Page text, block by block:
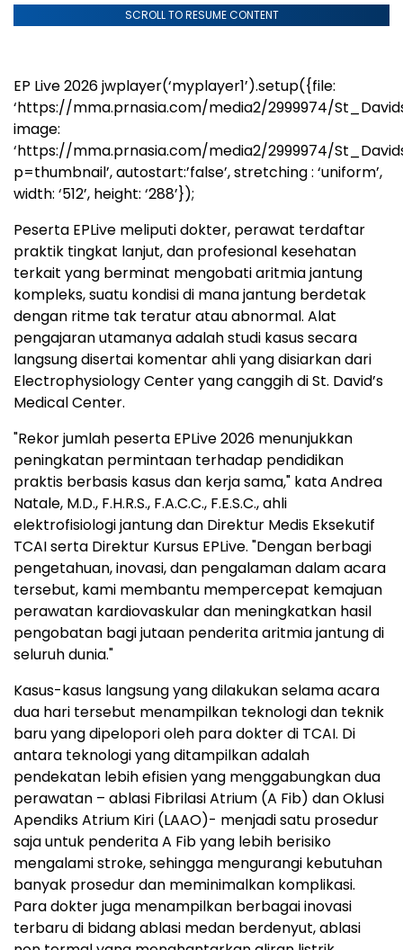
SCROLL TO RESUME CONTENT
EP Live 2026jwplayer(‘myplayer1’).setup({file:
‘https://mma.prnasia.com/media2/2999974/
image:
‘https://mma.prnasia.com/media2/2999974/
p=thumbnail’, autostart:’false’, stretching : ‘uniform’,
width: ‘512’, height: ‘288’});
Peserta EPLive meliputi dokter, perawat terdaftar
praktik tingkat lanjut, dan profesional kesehatan
terkait yang berminat mengobati aritmia jantung
kompleks, suatu kondisi di mana jantung berdetak
dengan ritme tak teratur atau abnormal. Alat
pengajaran utamanya adalah studi kasus secara
langsung disertai komentar ahli yang disiarkan dari
Electrophysiology Center yang canggih di St. David’s
Medical Center.
"Rekor jumlah peserta EPLive 2026 menunjukkan
peningkatan permintaan terhadap pendidikan
praktis berbasis kasus dan kerja sama," kata Andrea
Natale, M.D., F.H.R.S., F.A.C.C., F.E.S.C., ahli
elektrofisiologi jantung dan Direktur Medis Eksekutif
TCAI serta Direktur Kursus EPLive. "Dengan berbagi
pengetahuan, inovasi, dan pengalaman dalam acara
tersebut, kami membantu mempercepat kemajuan
perawatan kardiovaskular dan meningkatkan hasil
pengobatan bagi jutaan penderita aritmia jantung di
seluruh dunia."
Kasus-kasus langsung yang dilakukan selama acara
dua hari tersebut menampilkan teknologi dan teknik
baru yang dipelopori oleh para dokter di TCAI. Di
antara teknologi yang ditampilkan adalah
pendekatan lebih efisien yang menggabungkan dua
perawatan – ablasi Fibrilasi Atrium (A Fib) dan Oklusi
Apendiks Atrium Kiri (LAAO)- menjadi satu prosedur
saja untuk penderita A Fib yang lebih berisiko
mengalami stroke, sehingga mengurangi kebutuhan
banyak prosedur dan meminimalkan komplikasi.
Para dokter juga menampilkan berbagai inovasi
terbaru di bidang ablasi medan berdenyut, ablasi